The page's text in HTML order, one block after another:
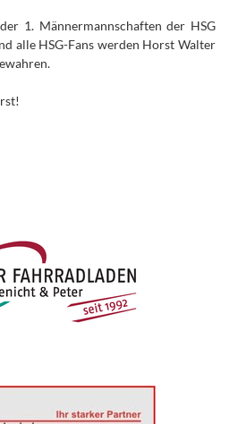
1. Männermannschaften der HSG
alle HSG-Fans werden Horst Walter